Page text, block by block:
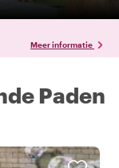
Meer informatie
Paden